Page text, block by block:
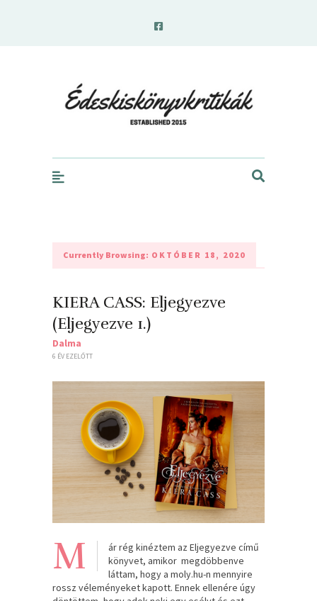
Currently Browsing: OKTÓBER 18, 2020
KIERA CASS: Eljegyezve
(Eljegyezve 1.)
Dalma
6 ÉV EZELŐTT
M
ár rég kinéztem az Eljegyezve című
könyvet, amikor megdöbbenve
láttam, hogy a moly.hu-n mennyire
rossz véleményeket kapott. Ennek ellenére úgy